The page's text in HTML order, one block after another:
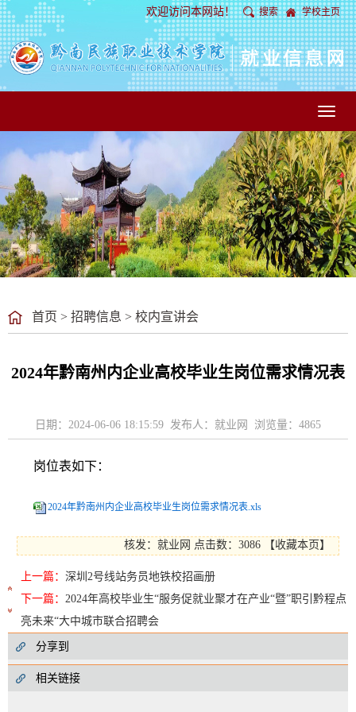
欢迎访问本网站！ 搜索 学校主页
Toggle
首页 > 招聘信息 > 校内宣讲会
2024年黔南州内企业高校毕业生岗位需求情况表
日期：2024-06-06 18:15:59 发布人：就业网 浏览量： 4865
岗位表如下：
2024年黔南州内企业高校毕业生岗位需求情况表.xls
核发：就业网 点击数：3086 【收藏本页】
上一篇： 深圳2号线站务员地铁校招画册
下一篇： 2024年高校毕业生“服务促就业聚才在产业“暨”职引黔程点
亮未来“大中城市联合招聘会
分享到
相关链接